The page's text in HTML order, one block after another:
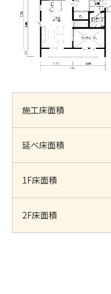
施工床面積
延べ床面積
1F床面積
2F床面積